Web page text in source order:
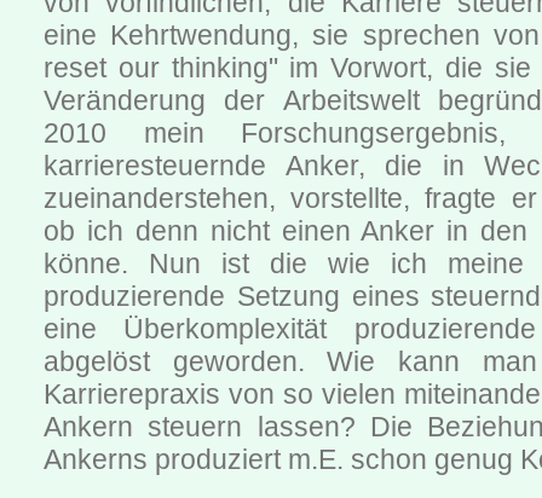
eine Kehrtwendung, sie sprechen
reset our thinking" im Vorwort, die
Veränderung der Arbeitswelt
2010 mein
karrieresteuernde Anker, die in
zueinanderstehen, vorstellte, fragte
ob ich denn nicht einen Anker in den
könne. Nun ist die wie ich meine
produzierende Setzung eines
eine Überkomplexität
abgelöst geworden. Wie kann
Karrierepraxis von so vielen
Ankern steuern lassen? Die
Ankerns produziert m.E. schon genug